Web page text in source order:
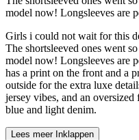
model now! Longsleeves are
Girls i could not wait for this
The shortsleeved ones went
model now! Longsleeves are
has a print on the front and a
outside for the extra luxe
jersey vibes, and an
blue and light denim.
Lees meer Inklappen